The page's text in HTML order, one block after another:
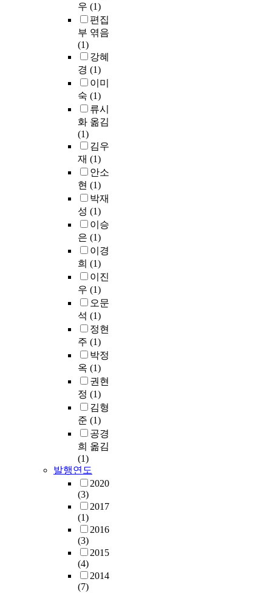
우 (1)
편집
부 엮음
(1)
강혜
경 (1)
이미
숙 (1)
류시
화 옮김
(1)
김우
재 (1)
안소
현 (1)
박재
성 (1)
이승
은 (1)
이경
희 (1)
이진
우 (1)
오문
석 (1)
정현
주 (1)
박정
옥 (1)
권현
정 (1)
김형
준 (1)
공경
희 옮김
(1)
발행연도
2020
(3)
2017
(1)
2016
(3)
2015
(4)
2014
(7)